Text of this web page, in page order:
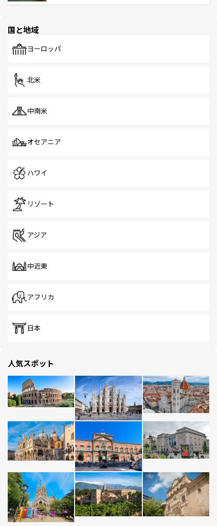
で、ホーカーズは地元の風情を楽しめる外せないスポット
国と地域
ヨーロッパ
北米
中南米
オセアニア
ハワイ
リゾート
アジア
中近東
アフリカ
日本
人気スポット